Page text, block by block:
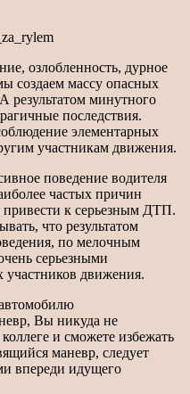
озлобленность, дурное
создаем массу опасных
результатом минутного
последствия.
элементарных
участникам движения.
поведение водителя
частых причин
привести к серьезным ДТП.
что результатом
по мелочным
серьезными
участников движения.
Вы никуда не
и сможете избежать
маневр, следует
впереди идущего